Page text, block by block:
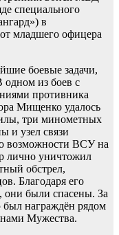
специального
в
младшего офицера
боевые задачи,
одном из боев с
противника
Мищенко удалось
три минометных
и узел связи
возможности ВСУ на
лично уничтожил
обстрел,
Благодаря его
они были спасены. За
награждён рядом
Мужества.